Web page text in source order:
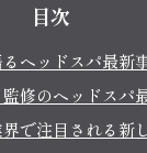
目次
ヘッドスパ最新
修のヘッドスパ
で注目される新